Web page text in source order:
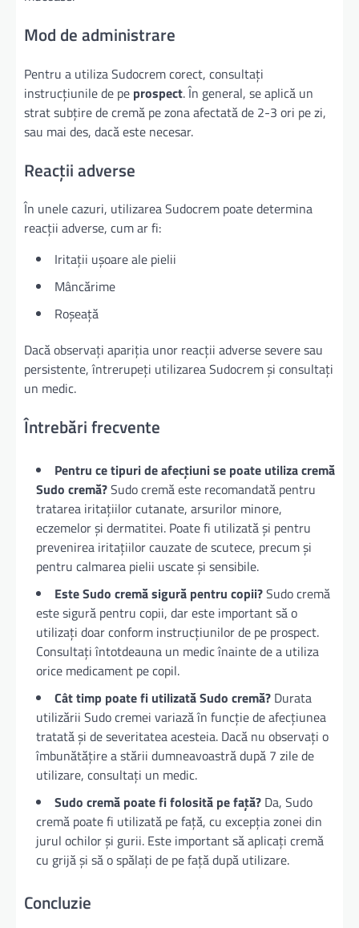
Mod de administrare
Pentru a utiliza Sudocrem corect, consultați
instrucțiunile de pe prospect. În general, se aplică un
strat subțire de cremă pe zona afectată de 2-3 ori pe zi,
sau mai des, dacă este necesar.
Reacții adverse
În unele cazuri, utilizarea Sudocrem poate determina
reacții adverse, cum ar fi:
Iritații ușoare ale pielii
Mâncărime
Roșeață
Dacă observați apariția unor reacții adverse severe sau
persistente, întrerupeți utilizarea Sudocrem și consultați
un medic.
Întrebări frecvente
Pentru ce tipuri de afecțiuni se poate utiliza cremă
Sudo cremă?Sudo cremă este recomandată pentru
tratarea iritațiilor cutanate, arsurilor minore,
eczemelor și dermatitei. Poate fi utilizată și pentru
prevenirea iritațiilor cauzate de scutece, precum și
pentru calmarea pielii uscate și sensibile.
Este Sudo cremă sigură pentru copii?Sudo cremă
este sigură pentru copii, dar este important să o
utilizați doar conform instrucțiunilor de pe prospect.
Consultați întotdeauna un medic înainte de a utiliza
orice medicament pe copil.
Cât timp poate fi utilizată Sudo cremă? Durata
utilizării Sudo cremei variază în funcție de afecțiunea
tratată și de severitatea acesteia. Dacă nu observați o
îmbunătățire a stării dumneavoastră după 7 zile de
utilizare, consultați un medic.
Sudo cremă poate fi folosită pe față? Da, Sudo
cremă poate fi utilizată pe față, cu excepția zonei din
jurul ochilor și gurii. Este important să aplicați cremă
cu grijă și să o spălați de pe față după utilizare.
Concluzie